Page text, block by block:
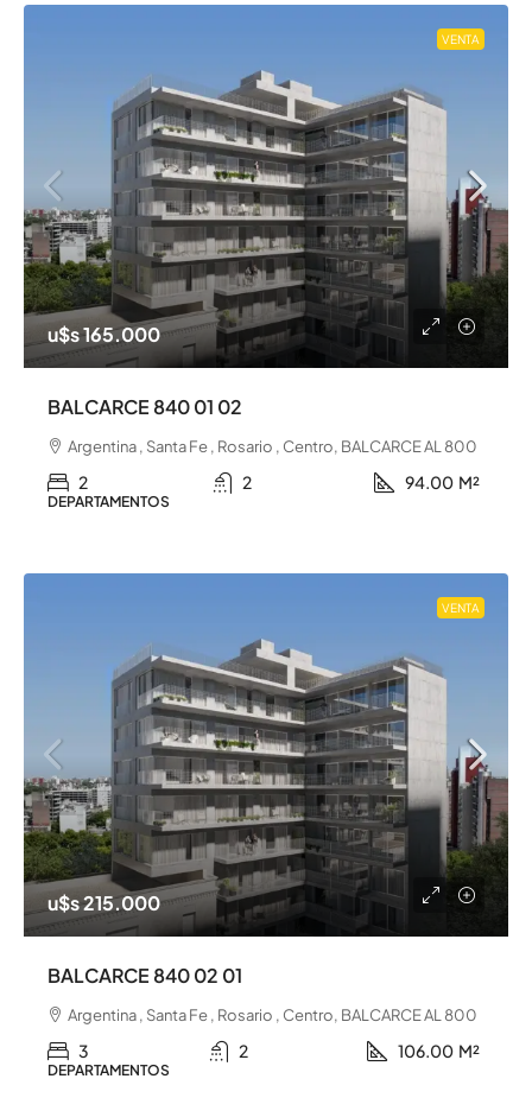
VENTA
u$s 165.000
BALCARCE 840 01 02
Argentina , Santa Fe , Rosario , Centro, BALCARCE AL 800
2 2 94.00 M²
DEPARTAMENTOS
VENTA
u$s 215.000
BALCARCE 840 02 01
Argentina , Santa Fe , Rosario , Centro, BALCARCE AL 800
3 2 106.00 M²
DEPARTAMENTOS